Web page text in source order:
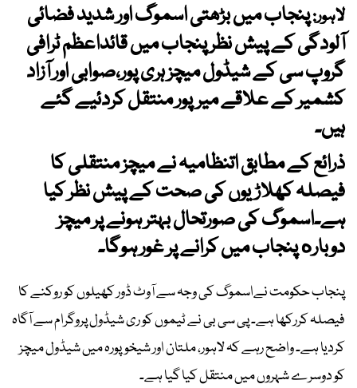
لاہور:پنجاب میں بڑھتی اسموگ اور شدید فضائی
آلودگی کے پیش نظر پنجاب میں قائداعظم ٹرافی
گروپ سی کے شیڈول میچز ہری پور،صوابی اور آزاد
کشمیر کے علاقے میرپور منتقل کردئیے گئے
ہیں۔
ذرائع کے مطابق اتنظامیہ نے میچز منتقلی کا
فیصلہ کھلاڑیوں کی صحت کے پیش نظر کیا
ہے۔اسموگ کی صورتحال بہتر ہونے پر میچز
دوباره پنجاب میں کرانے پر غور ہوگا۔
پنجاب حکومت نےاسموگ کی وجہ سے آوٹ ڈور کھیلوں کو روکنے کا
فیصلہ کررکھا ہے۔ پی سی بی نے ٹیموں کو ری شیڈول پروگرام سے آگاہ
کردیا ہے۔ واضح رہے کہ لاہور، ملتان اور شیخوپورہ میں شیڈول میچز
کو دوسرے شہروں میں منتقل کیا گیا ہے۔